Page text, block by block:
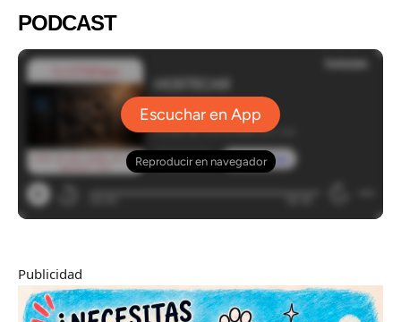
PODCAST
Publicidad